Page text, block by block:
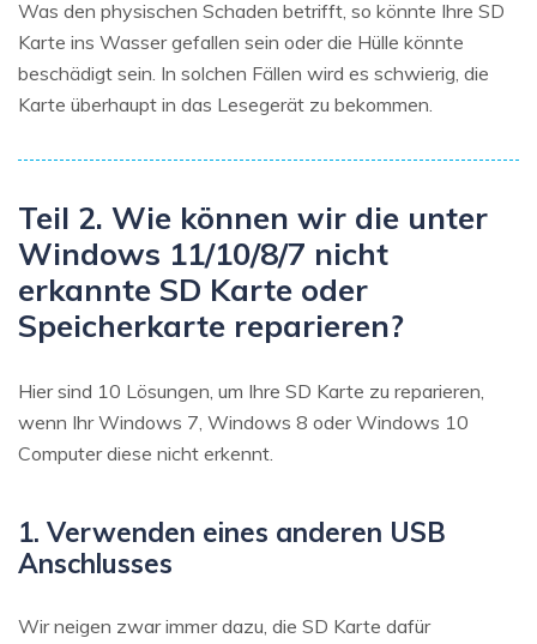
Was den physischen Schaden betrifft, so könnte Ihre SD
Karte ins Wasser gefallen sein oder die Hülle könnte
beschädigt sein. In solchen Fällen wird es schwierig, die
Karte überhaupt in das Lesegerät zu bekommen.
Teil 2. Wie können wir die unter
Windows 11/10/8/7 nicht
erkannte SD Karte oder
Speicherkarte reparieren?
Hier sind 10 Lösungen, um Ihre SD Karte zu reparieren,
wenn Ihr Windows 7, Windows 8 oder Windows 10
Computer diese nicht erkennt.
1. Verwenden eines anderen USB
Anschlusses
Wir neigen zwar immer dazu, die SD Karte dafür